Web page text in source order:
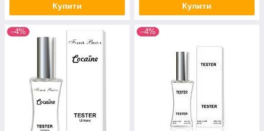
Купити Купити
–4% –4%